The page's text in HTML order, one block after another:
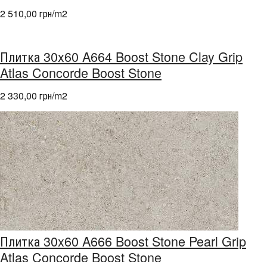
2 510,00 грн/m2
Плитка 30x60 A664 Boost Stone Clay Grip
Atlas Concorde Boost Stone
2 330,00 грн/m2
Плитка 30x60 A666 Boost Stone Pearl Grip
Atlas Concorde Boost Stone